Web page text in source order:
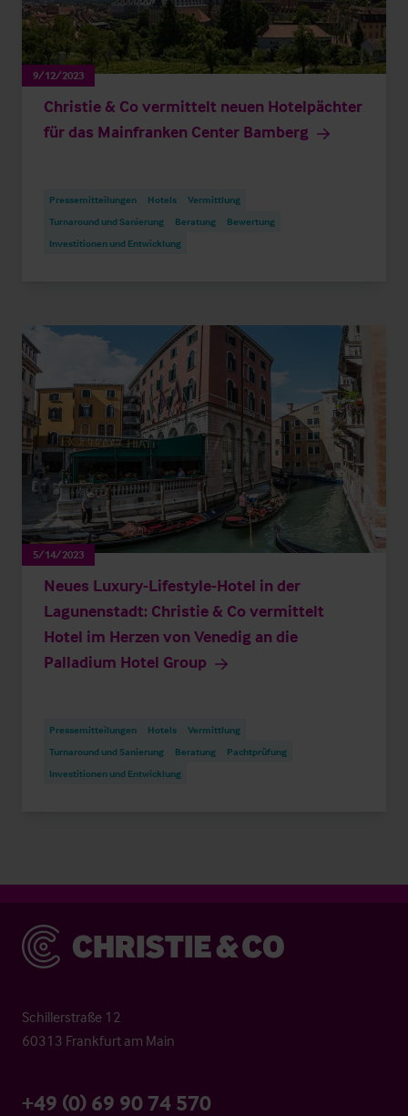
9/12/2023
Christie & Co vermittelt neuen Hotelpächter
für das Mainfranken Center Bamberg
Pressemitteilungen Hotels
Vermittlung
Turnaround und Sanierung
Beratung
Bewertung
Investitionen und Entwicklung
5/14/2023
Neues Luxury-Lifestyle-Hotel in der
Lagunenstadt: Christie & Co vermittelt
Hotel im Herzen von Venedig an die
Palladium Hotel Group
Pressemitteilungen Hotels
Vermittlung
Turnaround und Sanierung
Beratung
Pachtprüfung
Investitionen und Entwicklung
Christie & Co
Schillerstraße 12
60313 Frankfurt am Main
+49 (0) 69 90 74 570